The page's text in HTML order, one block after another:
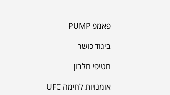
פאמפ PUMP
ביגוד כושר
חטיפי חלבון
אומנויות לחימה UFC